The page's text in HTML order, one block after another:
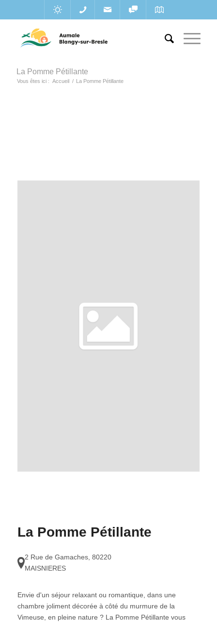
La Pomme Pétillante
Vous êtes ici : Accueil / La Pomme Pétillante
La Pomme Pétillante
2 Rue de Gamaches, 80220
MAISNIERES
Envie d'un séjour relaxant ou romantique, dans une
chambre joliment décorée à côté du murmure de la
Vimeuse, en pleine nature ? La Pomme Pétillante vous